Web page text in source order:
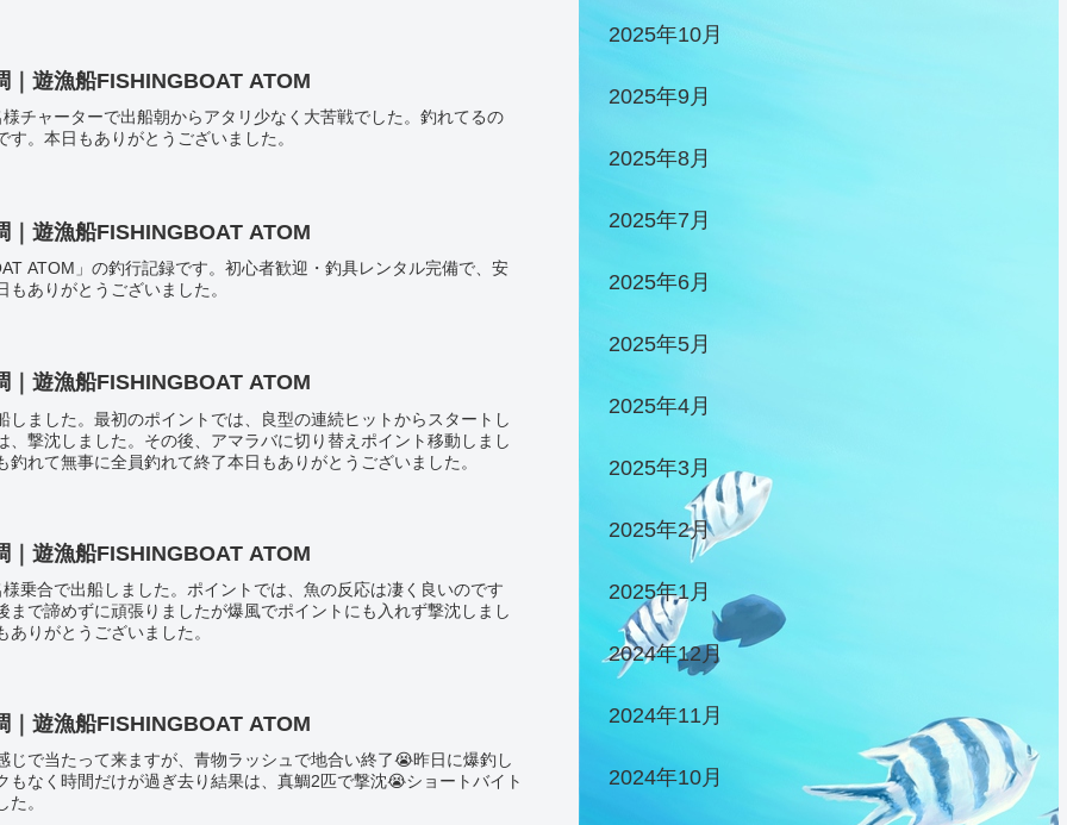
遊漁船FISHINGBOAT ATOM
チャーターで出船朝からアタリ少なく大苦戦でした。釣れてるの
。本日もありがとうございました。
遊漁船FISHINGBOAT ATOM
ATOM」の釣行記録です。初心者歓迎・釣具レンタル完備で、安
ありがとうございました。
遊漁船FISHINGBOAT ATOM
ました。最初のポイントでは、良型の連続ヒットからスタートし
撃沈しました。その後、アマラバに切り替えポイント移動しまし
れて無事に全員釣れて終了本日もありがとうございました。
遊漁船FISHINGBOAT ATOM
乗合で出船しました。ポイントでは、魚の反応は凄く良いのです
で諦めずに頑張りましたが爆風でポイントにも入れず撃沈しまし
りがとうございました。
遊漁船FISHINGBOAT ATOM
じで当たって来ますが、青物ラッシュで地合い終了😭昨日に爆釣し
もなく時間だけが過ぎ去り結果は、真鯛2匹で撃沈😭ショートバイト
。
2025年10月
2025年9月
2025年8月
2025年7月
2025年6月
2025年5月
2025年4月
2025年3月
2025年2月
2025年1月
2024年12月
2024年11月
2024年10月